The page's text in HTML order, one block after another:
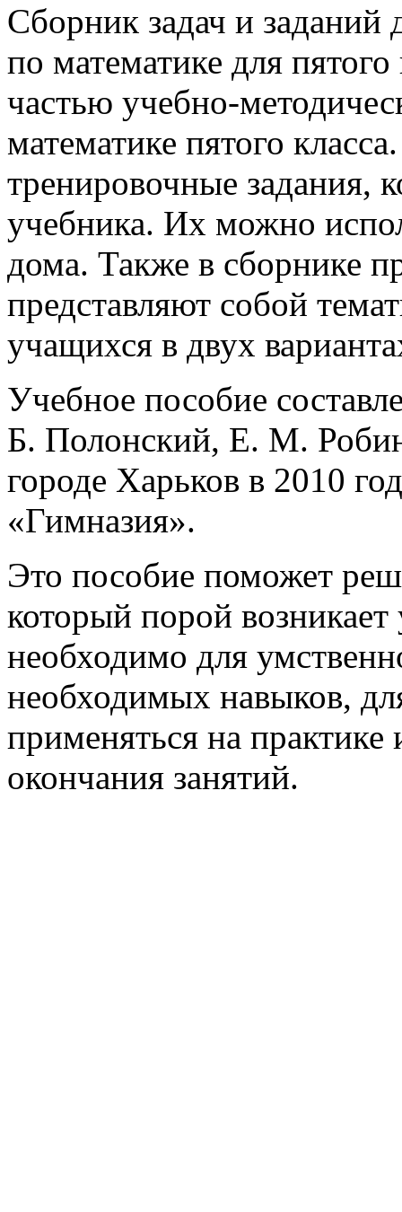
Сборник задач и заданий
по математике для пятого
частью учебно-
математике пятого
тренировочные задания,
учебника. Их можно
дома. Также в сборнике
представляют собой
учащихся в двух
Учебное пособие
Б. Полонский, Е. М.
городе Харьков в 2010
«Гимназия».
Это пособие поможет
который порой
необходимо для
необходимых навыков,
применяться на практике
окончания занятий.